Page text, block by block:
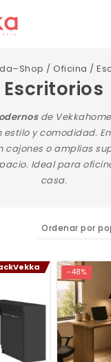
/ Oficina /
Escritorios
de
y comodidad.
cajones o amplias
Ideal para
casa.
-48%